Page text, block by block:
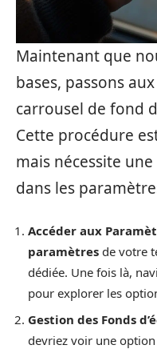
Maintenant que
bases, passons
carrousel de fond
Cette procédure
mais nécessite
dans les
Accéder aux
paramètres de votre
dédiée. Une fois là,
pour explorer les
Gestion des Fonds
devriez voir une